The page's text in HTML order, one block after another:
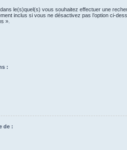
le(s)quel(s) vous souhaitez effectuer une
inclus si vous ne désactivez pas l’option ci-
».
:
de :